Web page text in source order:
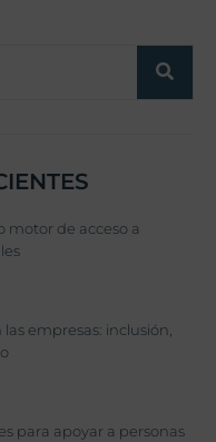
motor de acceso a
empresas: inclusión,
para apoyar a personas